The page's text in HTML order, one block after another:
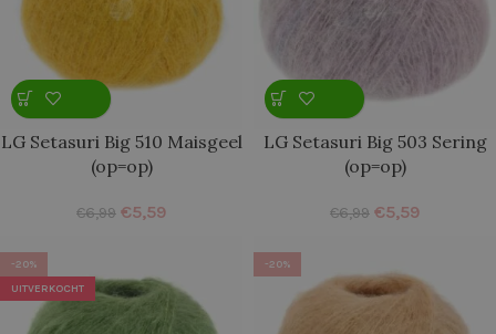
LG Setasuri Big 510 Maisgeel
(op=op)
€6,99 €5,59
LG Setasuri Big 503 Sering
(op=op)
€6,99 €5,59
-20%
UITVERKOCHT
-20%